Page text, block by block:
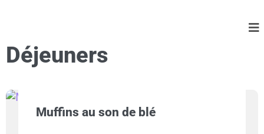
Déjeuners
Muffins au son de blé